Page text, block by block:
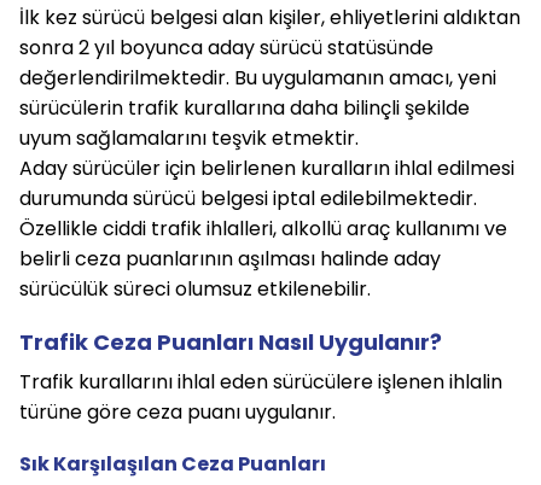
İlk kez sürücü belgesi alan kişiler, ehliyetlerini aldıktan
sonra 2 yıl boyunca aday sürücü statüsünde
değerlendirilmektedir. Bu uygulamanın amacı, yeni
sürücülerin trafik kurallarına daha bilinçli şekilde
uyum sağlamalarını teşvik etmektir.
Aday sürücüler için belirlenen kuralların ihlal edilmesi
durumunda sürücü belgesi iptal edilebilmektedir.
Özellikle ciddi trafik ihlalleri, alkollü araç kullanımı ve
belirli ceza puanlarının aşılması halinde aday
sürücülük süreci olumsuz etkilenebilir.
Trafik Ceza Puanları Nasıl Uygulanır?
Trafik kurallarını ihlal eden sürücülere işlenen ihlalin
türüne göre ceza puanı uygulanır.
Sık Karşılaşılan Ceza Puanları